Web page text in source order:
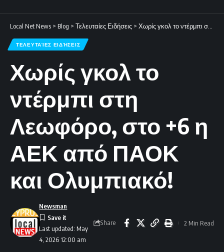
Local Net News > Blog > Τελευταίες Ειδήσεις > Χωρίς γκολ το ντέρμπι στη Λεωφόρο, στο +6 η ΑΕΚ από ΠΑΟΚ και Ολυμπιακό!
ΤΕΛΕΥΤΑΊΕΣ ΕΙΔΉΣΕΙΣ
Χωρίς γκολ το
ντέρμπι στη
Λεωφόρο, στο +6 η
ΑΕΚ από ΠΑΟΚ
και Ολυμπιακό!
Last updated: May
4, 2026 12:00 am
Newsman
Share 2 Min Read